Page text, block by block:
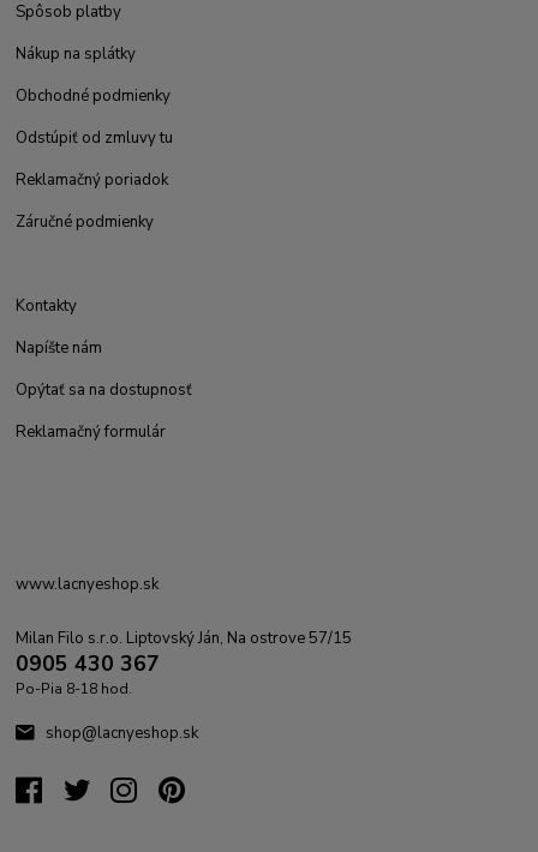
Spôsob platby
Nákup na splátky
Obchodné podmienky
Odstúpiť od zmluvy tu
Reklamačný poriadok
Záručné podmienky
Kontakty
Napíšte nám
Opýtať sa na dostupnosť
Reklamačný formulár
www.lacnyeshop.sk
Milan Filo s.r.o. Liptovský Ján, Na ostrove 57/15
0905 430 367
Po-Pia 8-18 hod.
shop@lacnyeshop.sk